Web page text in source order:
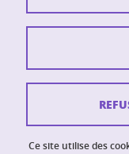
Contact
Mentions légales
Ce site utilise des